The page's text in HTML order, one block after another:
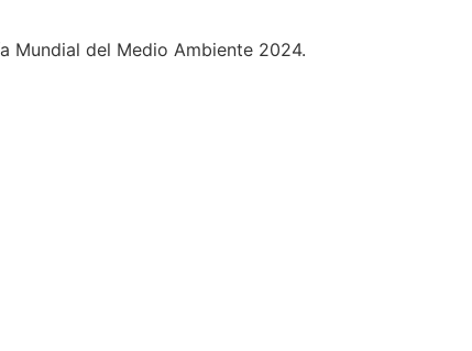
Mundial del Medio Ambiente 2024.